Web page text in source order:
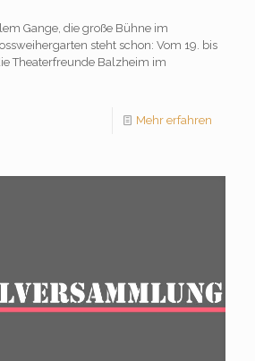
Gange, die große Bühne im
steht schon: Vom 19. bis
Theaterfreunde Balzheim im
Mehr erfahren